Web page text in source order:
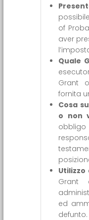
of
aver
Quale
Grant
fornita
Cosa
o non
obbligo
ed
defunto.